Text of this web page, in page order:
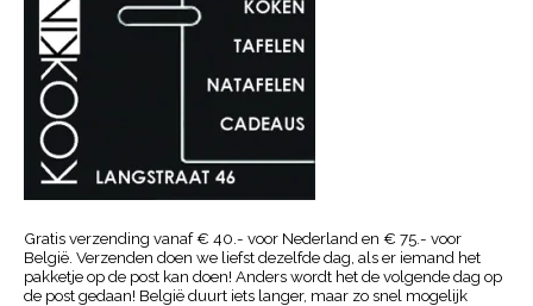
Gratis verzending vanaf € 40.- voor Nederland en € 75.- voor
België. Verzenden doen we liefst dezelfde dag, als er iemand het
pakketje op de post kan doen! Anders wordt het de volgende dag op
de post gedaan! België duurt iets langer, maar zo snel mogelijk